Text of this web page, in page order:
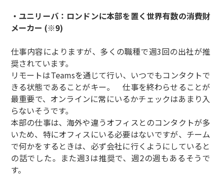
・ユニリーバ：ロンドンに本部を置く世界有数の消費財
メーカー (※9)
仕事内容によりますが、多くの職種で週3回の出社が推
奨されています。
リモートはTeamsを通じて行い、いつでもコンタクトで
きる状態であることがキー。 仕事を終わらせることが
最重要で、オンラインに常にいるかチェックはあまり入
らないそうです。
本部の仕事は、海外や違うオフィスとのコンタクトが多
いため、特にオフィスにいる必要はないですが、チーム
で何かをするときは、必ず会社に行くようにしていると
の話でした。また週3は推奨で、週2の週もあるそうで
す。